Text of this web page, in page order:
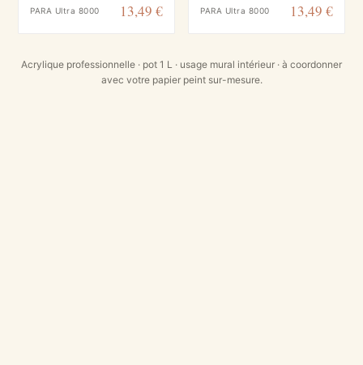
PARA Ultra 8000 13,49 € PARA Ultra 8000 13,49 €
Acrylique professionnelle · pot 1 L · usage mural intérieur · à coordonner
avec votre papier peint sur-mesure.